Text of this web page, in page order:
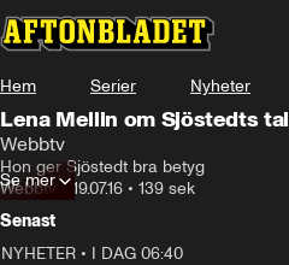
Hem Serier Nyheter
Lena Mellin om Sjöstedts tal
Webbtv
Hon ger Sjöstedt bra betyg
Webbtv • 19.07.16 • 139 sek
Se mer
Senast
NYHETER • I DAG 06:40